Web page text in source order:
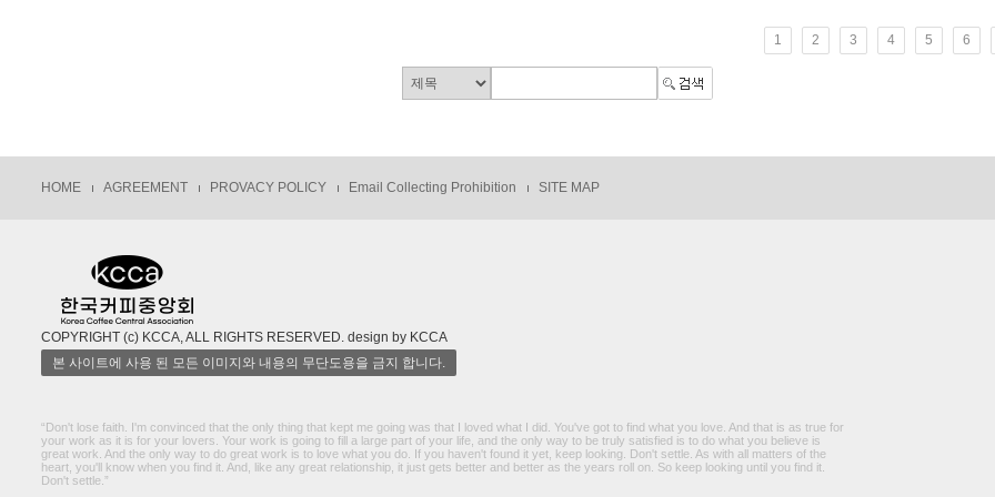
1 2 3 4 5 6
HOME AGREEMENT PROVACY POLICY Email Collecting Prohibition SITE MAP
COPYRIGHT (c) KCCA, ALL RIGHTS RESERVED. design by KCCA
본 사이트에 사용 된 모든 이미지와 내용의 무단도용을 금지 합니다.
“Don't lose faith. I'm convinced that the only thing that kept me going was that I loved what I did. You've got to find what you love. And that is as true for
your work as it is for your lovers. Your work is going to fill a large part of your life, and the only way to be truly satisfied is to do what you believe is
great work. And the only way to do great work is to love what you do. If you haven't found it yet, keep looking. Don't settle. As with all matters of the
heart, you'll know when you find it. And, like any great relationship, it just gets better and better as the years roll on. So keep looking until you find it.
Don't settle.”